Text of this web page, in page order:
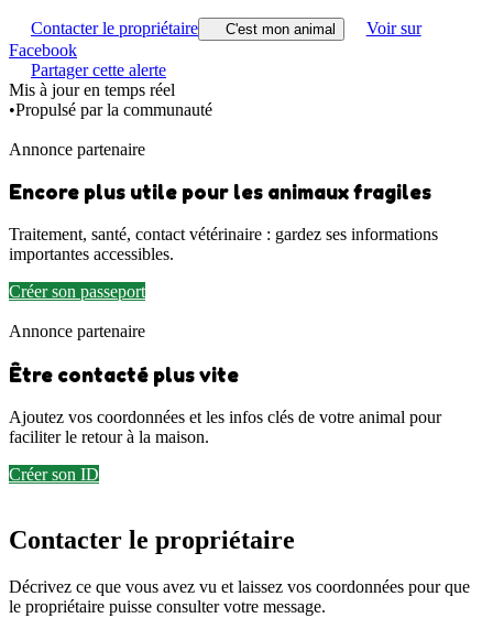
Contacter le propriétaire C'est mon animal
Voir sur
Facebook
Partager cette alerte
Mis à jour en temps réel
•Propulsé par la communauté
Annonce partenaire
Encore plus utile pour les animaux fragiles
Traitement, santé, contact vétérinaire : gardez ses informations
importantes accessibles.
Créer son passeport
Annonce partenaire
Être contacté plus vite
Ajoutez vos coordonnées et les infos clés de votre animal pour
faciliter le retour à la maison.
Créer son ID
Contacter le propriétaire
Décrivez ce que vous avez vu et laissez vos coordonnées pour que
le propriétaire puisse consulter votre message.